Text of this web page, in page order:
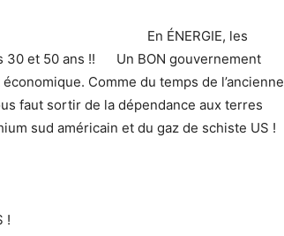
les
30 et 50 ans !! Un BON gouvernement
Comme du temps de l’ancienne
aux terres
sud américain et du gaz de schiste US !
!